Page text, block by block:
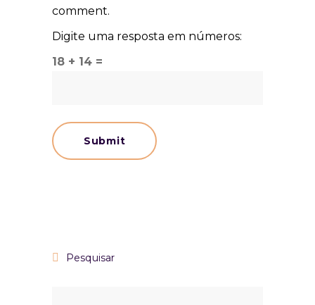
comment.
Digite uma resposta em números:
18 + 14 =
Pesquisar